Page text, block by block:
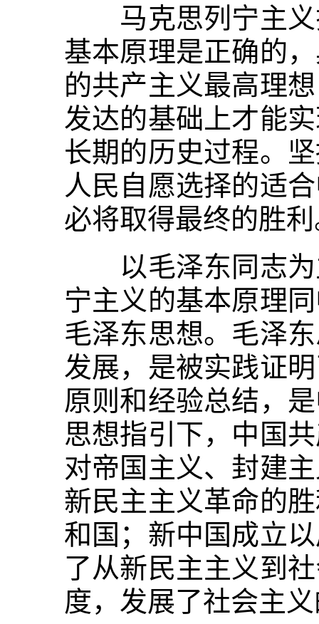
马克思列宁主义
基本原理是正确的
的共产主义最高理
发达的基础上才能
长期的历史过程。
人民自愿选择的适
必将取得最终的胜
以毛泽东同志为
宁主义的基本原理
毛泽东思想。毛泽
发展，是被实践证
原则和经验总结，
思想指引下，中国
对帝国主义、封建
新民主主义革命的
和国；新中国成立
了从新民主主义到
度，发展了社会主